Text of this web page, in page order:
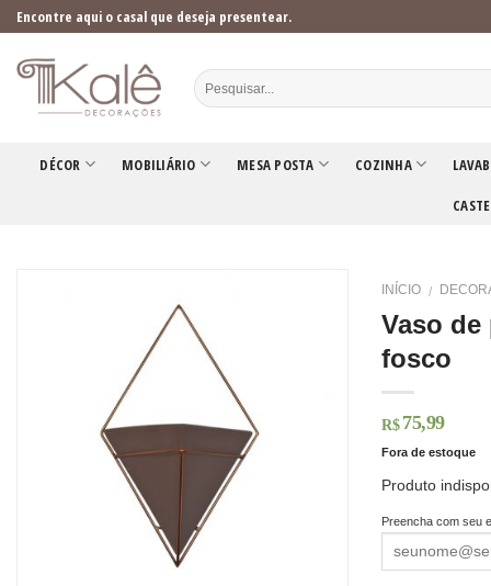
Skip
to
content
Encontre aqui o casal que deseja presentear.
DÉCOR MOBILIÁRIO MESA POSTA COZINHA
INÍCIO /
Vaso
fosco
R$ 75,99
Fora de estoque
Produto
Preencha com seu